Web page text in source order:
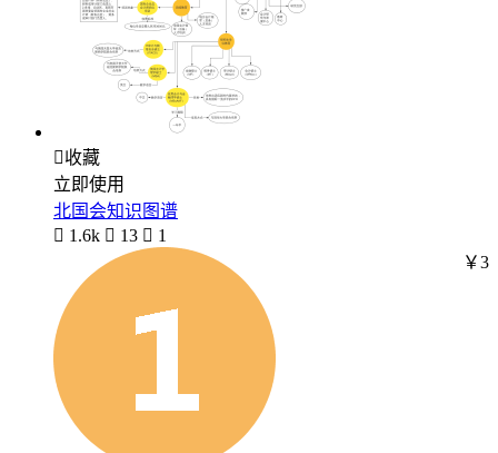
收藏
立即使用
北国会知识图谱
 1.6k  13  1
￥3